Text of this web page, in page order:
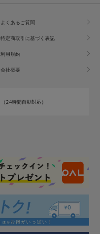
よくあるご質問
特定商取引に基づく表記
利用規約
会社概要
（24時間自動対応）